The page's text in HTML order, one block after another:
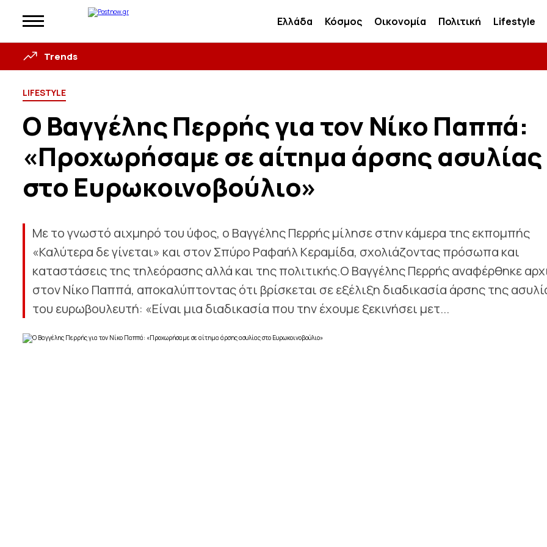
Ελλάδα Κόσμος Οικονομία Πολιτική Lifestyle
Trends
LIFESTYLE
Ο Βαγγέλης Περρής για τον Νίκο Παππά:
«Προχωρήσαμε σε αίτημα άρσης ασυλίας
στο Ευρωκοινοβούλιο»
Με το γνωστό αιχμηρό του ύφος, ο Βαγγέλης Περρής μίλησε στην κάμερα της εκπομπής
«Καλύτερα δε γίνεται» και στον Σπύρο Ραφαήλ Κεραμίδα, σχολιάζοντας πρόσωπα και
καταστάσεις της τηλεόρασης αλλά και της πολιτικής.Ο Βαγγέλης Περρής αναφέρθηκε
στον Νίκο Παππά, αποκαλύπτοντας ότι βρίσκεται σε εξέλιξη διαδικασία άρσης της
του ευρωβουλευτή: «Είναι μια διαδικασία που την έχουμε ξεκινήσει μετ...